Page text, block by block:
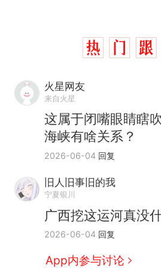
火星网友
来自火星
这属于闭嘴眼睛瞎
海峡有啥关系？
2026-06-04 回复
旧人旧事旧的我
宁夏银川
广西挖这运河真没
2026-06-04 回复
App内参与讨论
那个在床
因老师一句“
人生
新 搬家报价
交5060元才
眼了……
费大厨“全国